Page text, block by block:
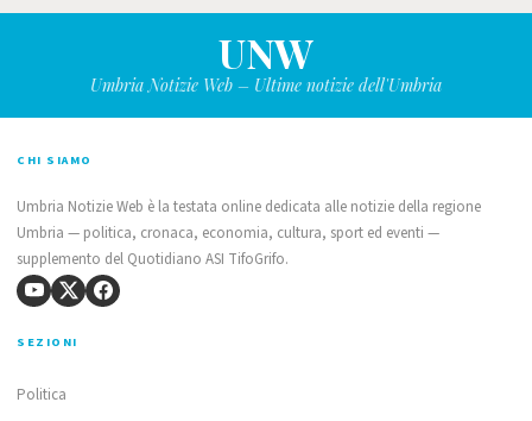
UNW
Umbria Notizie Web – Ultime notizie dell'Umbria
CHI SIAMO
Umbria Notizie Web è la testata online dedicata alle notizie della regione
Umbria — politica, cronaca, economia, cultura, sport ed eventi —
supplemento del Quotidiano ASI TifoGrifo.
SEZIONI
Politica